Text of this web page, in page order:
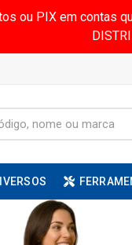
ou PIX em contas